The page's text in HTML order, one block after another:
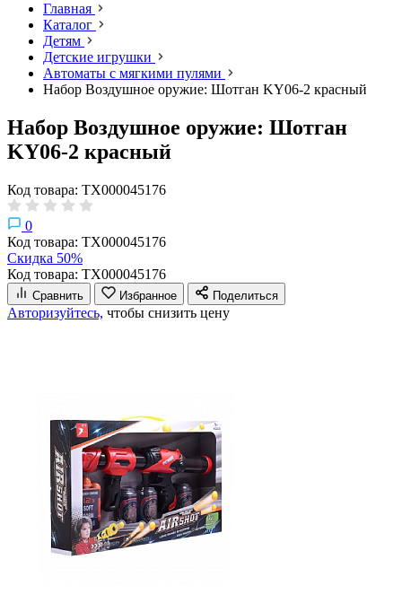
Главная
Каталог
Детям
Детские игрушки
Автоматы с мягкими пулями
Набор Воздушное оружие: Шотган KY06-2 красный
Набор Воздушное оружие: Шотган
KY06-2 красный
Код товара: ТХ000045176
0
Код товара: ТХ000045176
Скидка 50%
Код товара: ТХ000045176
Сравнить Избранное Поделиться
Авторизуйтесь, чтобы снизить цену